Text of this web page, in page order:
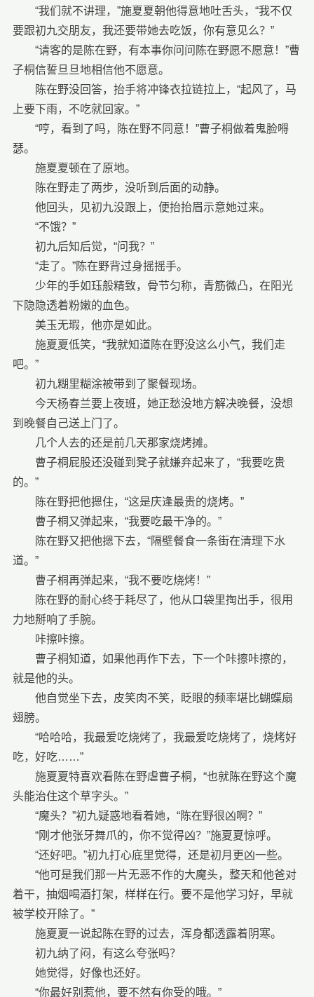
“我们就不讲理，”施夏夏朝他得意地吐舌头，“我不仅
要跟初九交朋友，我还要带她去吃饭，你有意见么？”
“请客的是陈在野，有本事你问问陈在野愿不愿意！”曹
子桐信誓旦旦地相信他不愿意。
陈在野没回答，抬手将冲锋衣拉链拉上，“起风了，马
上要下雨，不吃就回家。”
“哼，看到了吗，陈在野不同意！”曹子桐做着鬼脸嘚
瑟。
施夏夏顿在了原地。
陈在野走了两步，没听到后面的动静。
他回头，见初九没跟上，便抬抬眉示意她过来。
“不饿？”
初九后知后觉，“问我？”
“走了。”陈在野背过身摇摇手。
少年的手如珏般精致，骨节匀称，青筋微凸，在阳光
下隐隐透着粉嫩的血色。
美玉无瑕，他亦是如此。
施夏夏低笑，“我就知道陈在野没这么小气，我们走
吧。”
初九糊里糊涂被带到了聚餐现场。
今天杨春兰要上夜班，她正愁没地方解决晚餐，没想
到晚餐自己送上门了。
几个人去的还是前几天那家烧烤摊。
曹子桐屁股还没碰到凳子就嫌弃起来了，“我要吃贵
的。”
陈在野把他摁住，“这是庆逢最贵的烧烤。”
曹子桐又弹起来，“我要吃最干净的。”
陈在野又把他摁下去，“隔壁餐食一条街在清理下水
道。”
曹子桐再弹起来，“我不要吃烧烤！”
陈在野的耐心终于耗尽了，他从口袋里掏出手，很用
力地掰响了手腕。
咔擦咔擦。
曹子桐知道，如果他再作下去，下一个咔擦咔擦的，
就是他的头。
他自觉坐下去，皮笑肉不笑，眨眼的频率堪比蝴蝶扇
翅膀。
“哈哈哈，我最爱吃烧烤了，我最爱吃烧烤了，烧烤好
吃，好吃……”
施夏夏特喜欢看陈在野虐曹子桐，“也就陈在野这个魔
头能治住这个草字头。”
“魔头？”初九疑惑地看着她，“陈在野很凶啊？”
“刚才他张牙舞爪的，你不觉得凶？”施夏夏惊呼。
“还好吧。”初九打心底里觉得，还是初月更凶一些。
“他可是我们那一片无恶不作的大魔头，整天和他爸对
着干，抽烟喝酒打架，样样在行。要不是他学习好，早就
被学校开除了。”
施夏夏一说起陈在野的过去，浑身都透露着阴寒。
初九纳了闷，有这么夸张吗？
她觉得，好像也还好。
“你最好别惹他，要不然有你受的哦。”